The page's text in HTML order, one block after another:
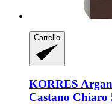
Carrello
KORRES
Castano Chiaro